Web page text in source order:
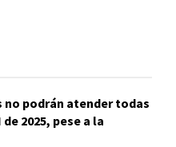
podrán atender todas
2025, pese a la